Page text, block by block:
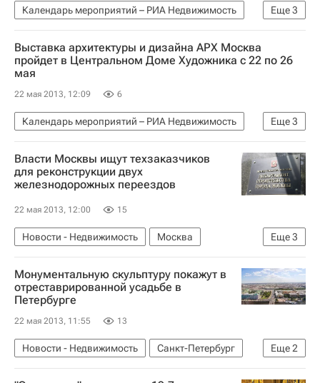
Еще3
Календарь мероприятий – РИА Недвижимость
Полезное
Москва Россия
Выставка архитектуры и дизайна АРХ Москва
пройдет в Центральном Доме Художника с 22 по 26
мая
22 мая 2013, 12:09 6
Еще3
Календарь мероприятий – РИА Недвижимость
Полезное
Москва Россия
Власти Москвы ищут техзаказчиков
для реконструкции двух
железнодорожных переездов
22 мая 2013, 12:00 15
Еще3
Новости - Недвижимость
Москва
Департамент строительства
Инфраструктура
Россия
Монументальную скульптуру покажут в
отреставрированной усадьбе в
Петербурге
22 мая 2013, 11:55 13
Еще2
Новости - Недвижимость
Санкт-Петербург
Городская среда
Россия